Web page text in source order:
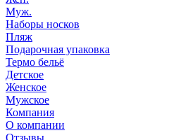
Муж.
Наборы носков
Пляж
Подарочная упаковка
Термо бельё
Детское
Женское
Мужское
Компания
О компании
Отзывы